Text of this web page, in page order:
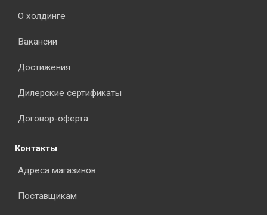
О холдинге
Вакансии
Достижения
Дилерские сертификаты
Договор-оферта
Контакты
Адреса магазинов
Поставщикам